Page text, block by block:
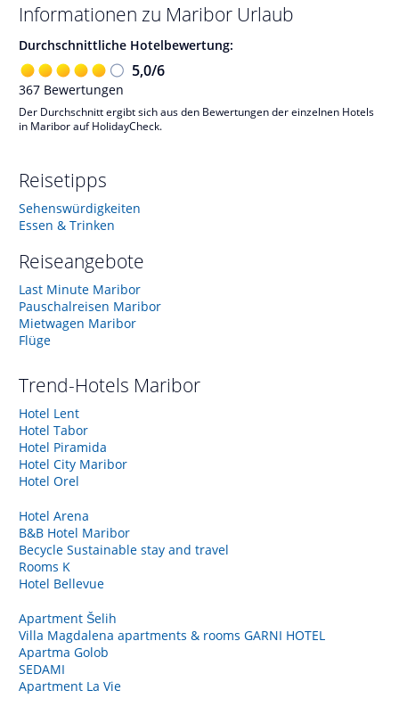
Informationen zu Maribor Urlaub
Durchschnittliche Hotelbewertung:
5,0/6
367 Bewertungen
Der Durchschnitt ergibt sich aus den Bewertungen der einzelnen Hotels
in Maribor auf HolidayCheck.
Reisetipps
Sehenswürdigkeiten
Essen & Trinken
Reiseangebote
Last Minute Maribor
Pauschalreisen Maribor
Mietwagen Maribor
Flüge
Trend-Hotels Maribor
Hotel Lent
Hotel Tabor
Hotel Piramida
Hotel City Maribor
Hotel Orel
Hotel Arena
B&B Hotel Maribor
Becycle Sustainable stay and travel
Rooms K
Hotel Bellevue
Apartment Šelih
Villa Magdalena apartments & rooms GARNI HOTEL
Apartma Golob
SEDAMI
Apartment La Vie